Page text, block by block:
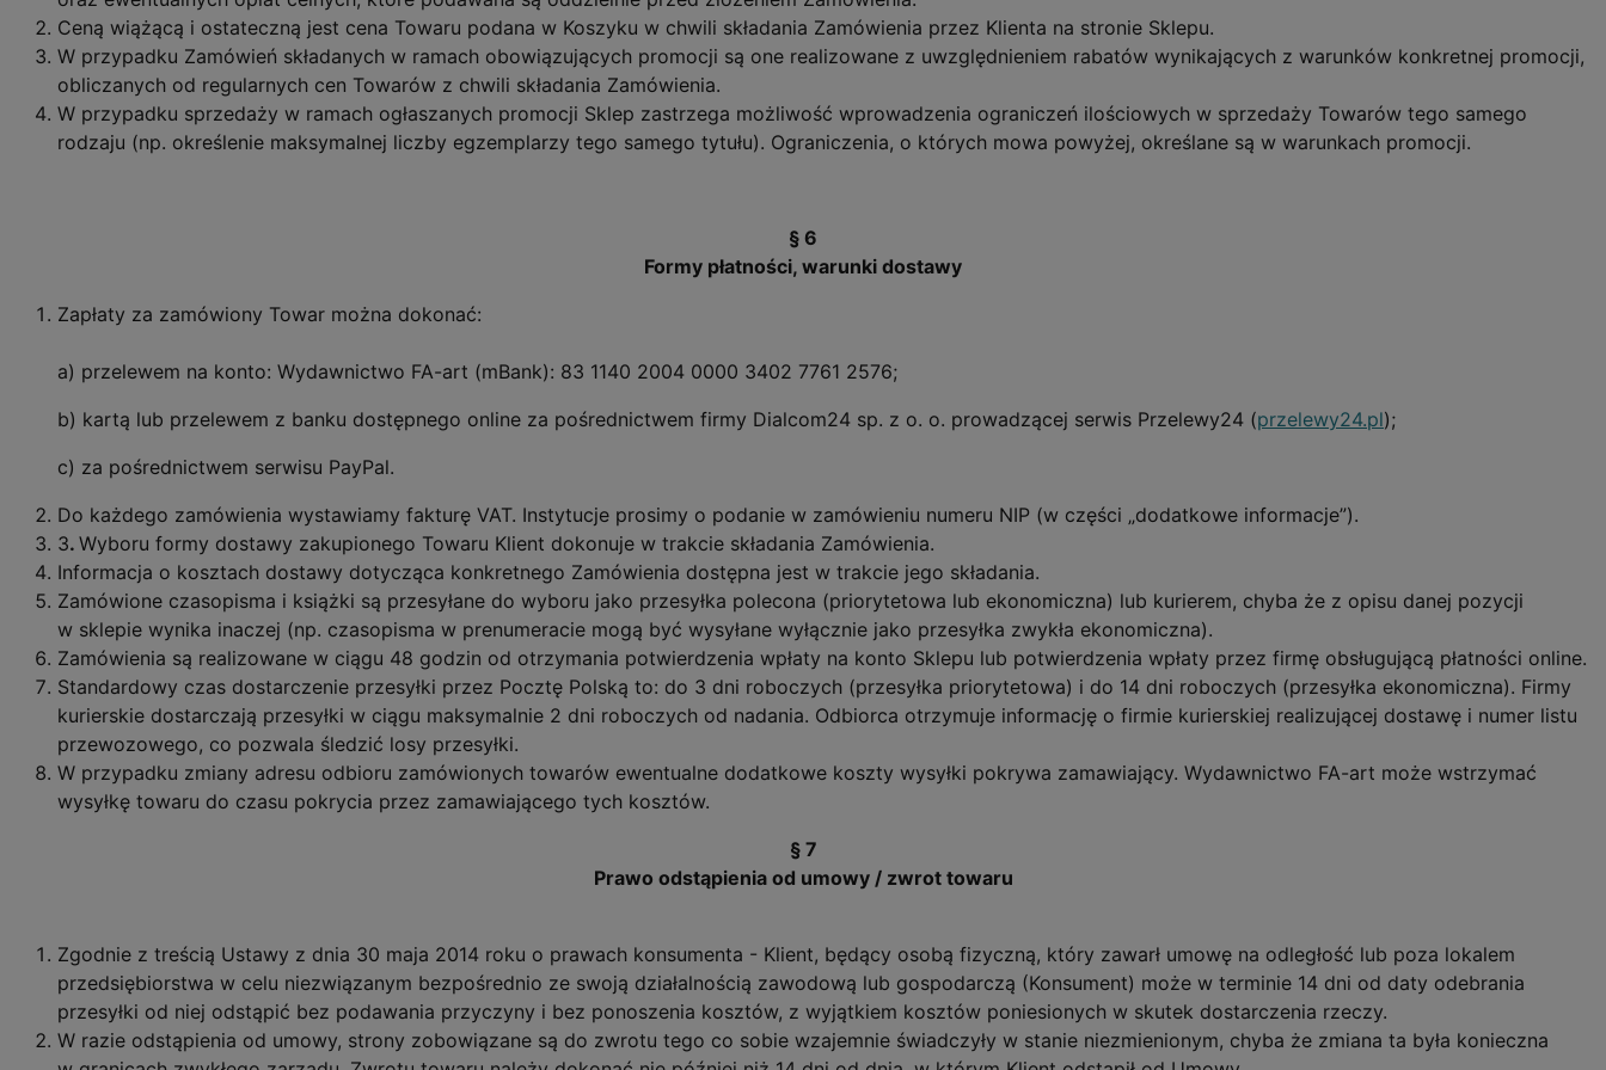
Ceną wiążącą i ostateczną jest cena Towaru podana w Koszyku w chwili składania Zamówienia przez Klienta na stronie Sklepu.
W przypadku Zamówień składanych w ramach obowiązujących promocji są one realizowane z uwzględnieniem rabatów wynikających z warunków konkretnej promocji,
obliczanych od regularnych cen Towarów z chwili składania Zamówienia.
W przypadku sprzedaży w ramach ogłaszanych promocji Sklep zastrzega możliwość wprowadzenia ograniczeń ilościowych w sprzedaży Towarów tego samego
rodzaju (np. określenie maksymalnej liczby egzemplarzy tego samego tytułu). Ograniczenia, o których mowa powyżej, określane są w warunkach promocji.
§ 6
Formy płatności, warunki dostawy
Zapłaty za zamówiony Towar można dokonać:
a) przelewem na konto: Wydawnictwo FA-art (mBank): 83 1140 2004 0000 3402 7761 2576;
b) kartą lub przelewem z banku dostępnego online za pośrednictwem firmy Dialcom24 sp. z o. o. prowadzącej serwis Przelewy24 (przelewy24.pl);
c) za pośrednictwem serwisu PayPal.
Do każdego zamówienia wystawiamy fakturę VAT. Instytucje prosimy o podanie w zamówieniu numeru NIP (w części „dodatkowe informacje”).
3. Wyboru formy dostawy zakupionego Towaru Klient dokonuje w trakcie składania Zamówienia.
Informacja o kosztach dostawy dotycząca konkretnego Zamówienia dostępna jest w trakcie jego składania.
Zamówione czasopisma i książki są przesyłane do wyboru jako przesyłka polecona (priorytetowa lub ekonomiczna) lub kurierem, chyba że z opisu danej pozycji
w sklepie wynika inaczej (np. czasopisma w prenumeracie mogą być wysyłane wyłącznie jako przesyłka zwykła ekonomiczna).
Zamówienia są realizowane w ciągu 48 godzin od otrzymania potwierdzenia wpłaty na konto Sklepu lub potwierdzenia wpłaty przez firmę obsługującą płatności online.
Standardowy czas dostarczenie przesyłki przez Pocztę Polską to: do 3 dni roboczych (przesyłka priorytetowa) i do 14 dni roboczych (przesyłka ekonomiczna). Firmy
kurierskie dostarczają przesyłki w ciągu maksymalnie 2 dni roboczych od nadania. Odbiorca otrzymuje informację o firmie kurierskiej realizującej dostawę i numer listu
przewozowego, co pozwala śledzić losy przesyłki.
W przypadku zmiany adresu odbioru zamówionych towarów ewentualne dodatkowe koszty wysyłki pokrywa zamawiający. Wydawnictwo FA-art może wstrzymać
wysyłkę towaru do czasu pokrycia przez zamawiającego tych kosztów.
§ 7
Prawo odstąpienia od umowy / zwrot towaru
Zgodnie z treścią Ustawy z dnia 30 maja 2014 roku o prawach konsumenta - Klient, będący osobą fizyczną, który zawarł umowę na odległość lub poza lokalem
przedsiębiorstwa w celu niezwiązanym bezpośrednio ze swoją działalnością zawodową lub gospodarczą (Konsument) może w terminie 14 dni od daty odebrania
przesyłki od niej odstąpić bez podawania przyczyny i bez ponoszenia kosztów, z wyjątkiem kosztów poniesionych w skutek dostarczenia rzeczy.
W razie odstąpienia od umowy, strony zobowiązane są do zwrotu tego co sobie wzajemnie świadczyły w stanie niezmienionym, chyba że zmiana ta była konieczna